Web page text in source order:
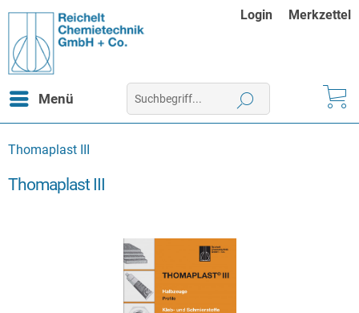
Login Merkzettel
Menü
Thomaplast III
Thomaplast III